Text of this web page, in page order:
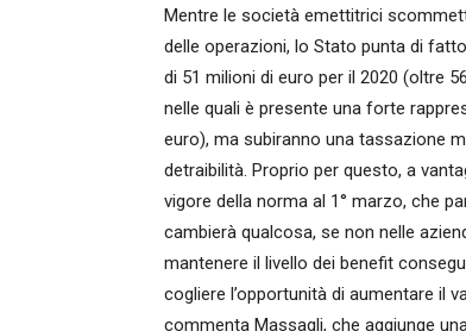
Mentre le società emettitrici
delle operazioni, lo Stato punta di
di 51 milioni di euro per il 2020 (oltre
nelle quali è presente una forte
euro), ma subiranno una tassazione
detraibilità. Proprio per questo, a
vigore della norma al 1° marzo, che
cambierà qualcosa, se non nelle
mantenere il livello dei benefit
cogliere l’opportunità di aumentare il
commenta Massagli, che aggiunge